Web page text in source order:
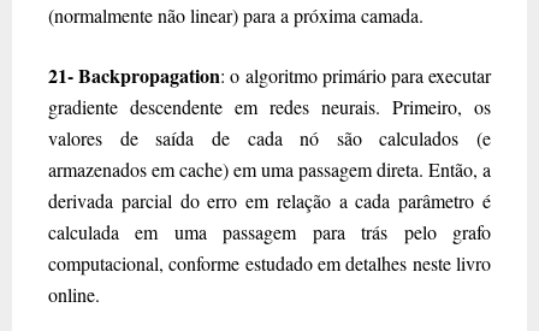
(normalmente não linear) para a próxima camada.
21- Backpropagation: o algoritmo primário para executar
gradiente descendente em redes neurais. Primeiro, os
valores de saída de cada nó são calculados (e
armazenados em cache) em uma passagem direta. Então, a
derivada parcial do erro em relação a cada parâmetro é
calculada em uma passagem para trás pelo grafo
computacional, conforme estudado em detalhes neste livro
online.